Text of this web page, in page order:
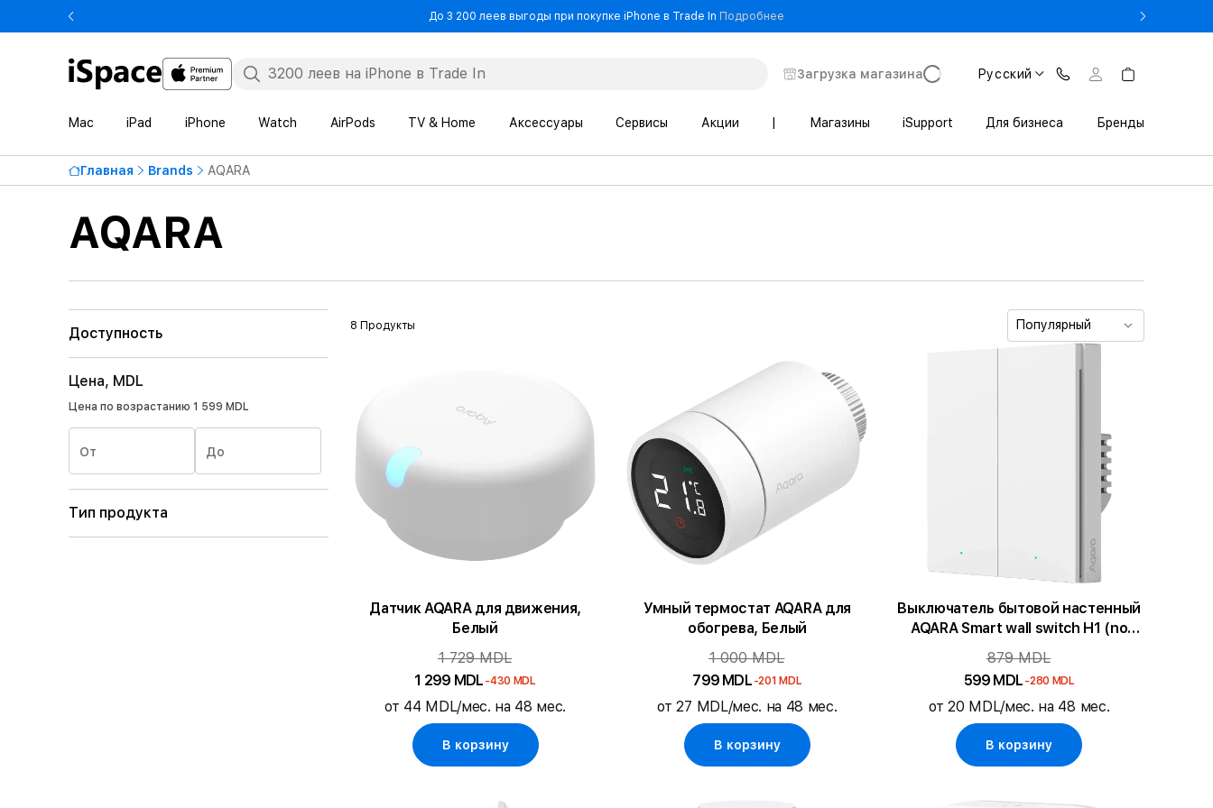
До 3 200 леев выгоды при покупке iPhone в Trade In Подробнее
Загрузка магазина Русский
Mac iPad iPhone Watch AirPods TV & Home Аксессуары Сервисы Акции Магазины iSupport Для бизнеса Бренды
Главная Brands AQARA
AQARA
Доступность
Цена, MDL
Цена по возрастанию 1 599 MDL
От До
Тип продукта
8 Продукты Популярный
Датчик AQARA для движения,
Белый
1 729 MDL
1 299 MDL -430 MDL
от 44 MDL/мес. на 48 мес.
В корзину
Умный термостат AQARA для
обогрева, Белый
1 000 MDL
799 MDL -201 MDL
от 27 MDL/мес. на 48 мес.
В корзину
Выключатель бытовой настенный
AQARA Smart wall switch H1 (no
neutral, double rocker)
879 MDL
599 MDL -280 MDL
от 20 MDL/мес. на 48 мес.
В корзину